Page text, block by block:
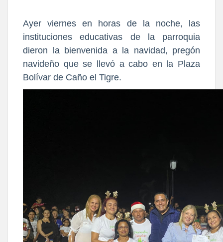
Ayer viernes en horas de la noche, las
instituciones educativas de la parroquia
dieron la bienvenida a la navidad, pregón
navideño que se llevó a cabo en la Plaza
Bolívar de Caño el Tigre.